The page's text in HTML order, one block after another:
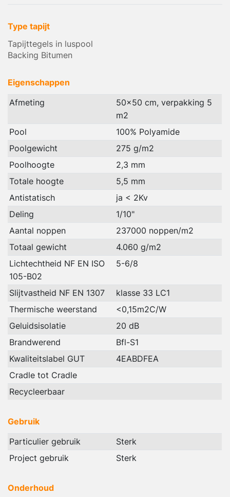
Type tapijt
Tapijttegels in luspool
Backing Bitumen
Eigenschappen
Afmeting
50x50 cm, verpakking 5
m2
Pool
100% Polyamide
Poolgewicht
275 g/m2
Poolhoogte
2,3 mm
Totale hoogte
5,5 mm
Antistatisch
ja < 2Kv
Deling
1/10"
Aantal noppen
237000 noppen/m2
Totaal gewicht
4.060 g/m2
Lichtechtheid NF EN ISO
105-B02
5-6/8
Slijtvastheid NF EN 1307
klasse 33 LC1
Thermische weerstand
<0,15m2C/W
Geluidsisolatie
20 dB
Brandwerend
Bfl-S1
Kwaliteitslabel GUT
4EABDFEA
Cradle tot Cradle
Recycleerbaar
Gebruik
Particulier gebruik
Sterk
Project gebruik
Sterk
Onderhoud